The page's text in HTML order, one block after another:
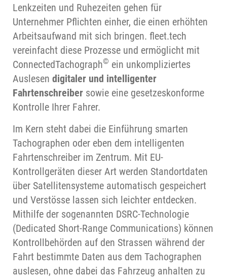
Lenkzeiten und Ruhezeiten gehen für
Unternehmer Pflichten einher, die einen erhöhten
Arbeitsaufwand mit sich bringen. fleet.tech
vereinfacht diese Prozesse und ermöglicht mit
ConnectedTachograph© ein unkompliziertes
Auslesen digitaler und intelligenter
Fahrtenschreiber sowie eine gesetzeskonforme
Kontrolle Ihrer Fahrer.
Im Kern steht dabei die Einführung smarten
Tachographen oder eben dem intelligenten
Fahrtenschreiber im Zentrum. Mit EU-
Kontrollgeräten dieser Art werden Standortdaten
über Satellitensysteme automatisch gespeichert
und Verstösse lassen sich leichter entdecken.
Mithilfe der sogenannten DSRC-Technologie
(Dedicated Short-Range Communications) können
Kontrollbehörden auf den Strassen während der
Fahrt bestimmte Daten aus dem Tachographen
auslesen, ohne dabei das Fahrzeug anhalten zu